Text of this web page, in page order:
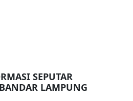
SEPUTAR
LAMPUNG